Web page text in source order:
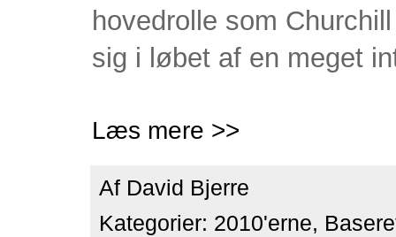
hovedrolle som
sig i løbet af en meget
Læs mere >>
Af David Bjerre
Kategorier: 2010'erne,